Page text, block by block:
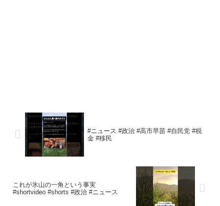
#ニュース #政治 #高市早苗 #自民党 #税
金 #移民
これが氷山の一角という事実
#shortvideo #shorts #政治 #ニュース